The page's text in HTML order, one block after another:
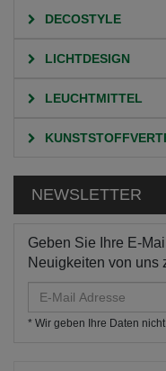
DECOSTYLE
LICHTDESIGN
LEUCHTMITTEL
NEWSLETTER
Geben Sie Ihre E-
Neuigkeiten von uns
Mail
Adresse
* Wir geben Ihre Daten